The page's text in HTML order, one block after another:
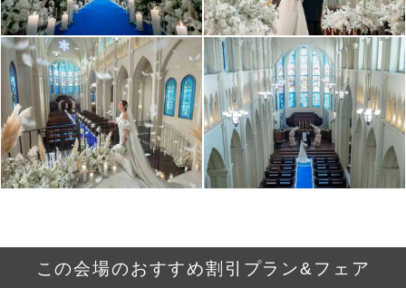
この会場のおすすめ割引プラン&フェア